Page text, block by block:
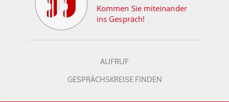
Kommen Sie miteinander
ins Gespräch!
AUFRUF
GESPRÄCHSKREISE FINDEN